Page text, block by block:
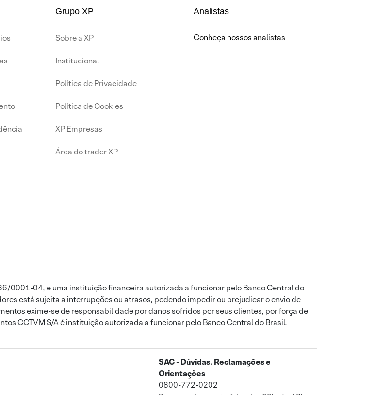
Grupo XP
Sobre a XP
Institucional
Política de Privacidade
Política de Cookies
XP Empresas
Área do trader XP
Analistas
Conheça nossos analistas
0001-04, é uma instituição financeira autorizada a funcionar pelo Banco Central do
está sujeita a interrupções ou atrasos, podendo impedir ou prejudicar o envio de
exime-se de responsabilidade por danos sofridos por seus clientes, por força de
CCTVM S/A é instituição autorizada a funcionar pelo Banco Central do Brasil.
SAC - Dúvidas, Reclamações e
Orientações
0800-772-0202